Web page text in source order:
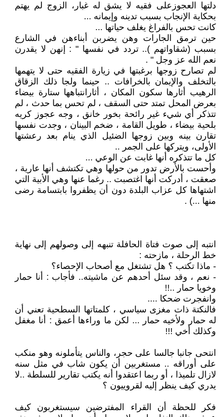
دلتها العجوزعلى فقيه لا يشق له غبار، الزوج لم يهتم
بحكاية الإنجاب بسبب تدينه وإيمانه ...
كانت تحس بالفراغ يغلف حياتها ...
حين ترمق الجارات وهن يضربن أبناءهن في الشارع
بسبب (شقاواتهم ).. تردد في نفسها " : إنهن لا يقدرن
نعم الله عز وجل " .
لم تصارح زوجها برغبتها في زيارة الفقيه حتى لا يتهمها
بالتخلف والإيمان بالخرافات .. حينما ولجا ذلك الزقاق
الرهيب أثارها سكون المكان ، أثارانتباهها ستارة بيضاء
بعرض المحل تمتد حتى السقف ، لم تحس بما حدث ، لم
تتذكر أي شيء غير رائحة بخور خانق ، وجه عجوز كريه
بلحية بيضاء ، طويل القامة ، ضخم البينان ، وجدت نفسها
تقارن بينه وبين زوجها الضئيل الذي ينام بعد رعشتها
الأولى، ويتركها على الجمر ..
كل ما تتذكره أنها غابت عن الوعي ...
وأحست بالأرض تدور من حولها وهي تكتشف أنها عارية ،
صعقت ، أدركت أنها اغتصبت .. رغما عنها وهي الأبية التي
اشتهاها كل عزاب البلدة دون أن يظفروا بابتسامة رضى
منها ...) .
انتبه إلى صوت فتاة الحافلة تنبهه إلى وصولهم إلى نهاية
خط الرحلة ، مازحته :
- ماذا تكتب ؟ هل تشتغل مع أصحاب الإحصاء؟
- نعم ، وقد سئل أحدهم عن ماشيته.. فأجاب : أنا حمار
وخويا حمار ..!!
وانفجرت ضحكا ....
فالنكتة ذات مغزى سياسي ، كلمتاتها السطحية تعني أن
له حمار ولأخيه حمار ... لكن ما وراءها أعمق : أنا مغفل
وكذلك أخي !!!
انتحى جانبا جالسا على حجر، والناس يتأملونه وهو منكب
على أوراقه .. مستغربين أن يكون شاب في مثل سنه
لازال تلميذا ، أو ربما اعتقدوا أنه يكتب تقارير للسلطة ..لا
يدري كيف ينظر إليه لقروييون ؟
فكر للحظة أن القراء المفترضين سيستغربون كيف